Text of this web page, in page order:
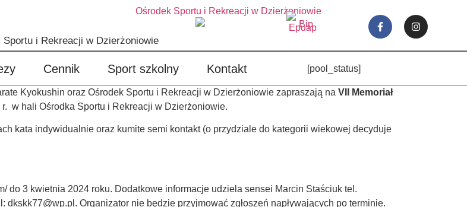
Sportu i Rekreacji w Dzierżoniowie
Cennik Sport szkolny Kontakt [pool_status]
Kyokushin oraz Ośrodek Sportu i Rekreacji w Dzierżoniowie zapraszają na VII Memoriał
w hali Ośrodka Sportu i Rekreacji w Dzierżoniowie.
kata indywidualnie oraz kumite semi kontakt (o przydziale do kategorii wiekowej decyduje
do 3 kwietnia 2024 roku. Dodatkowe informacje udziela sensei Marcin Staściuk tel.
Organizator nie będzie przyjmować zgłoszeń napływających po terminie.